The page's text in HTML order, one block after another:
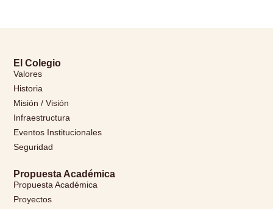
El Colegio
Valores
Historia
Misión / Visión
Infraestructura
Eventos Institucionales
Seguridad
Propuesta Académica
Propuesta Académica
Proyectos